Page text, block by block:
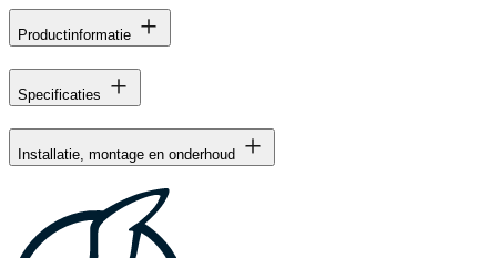
Productinformatie
Specificaties
Installatie, montage en onderhoud